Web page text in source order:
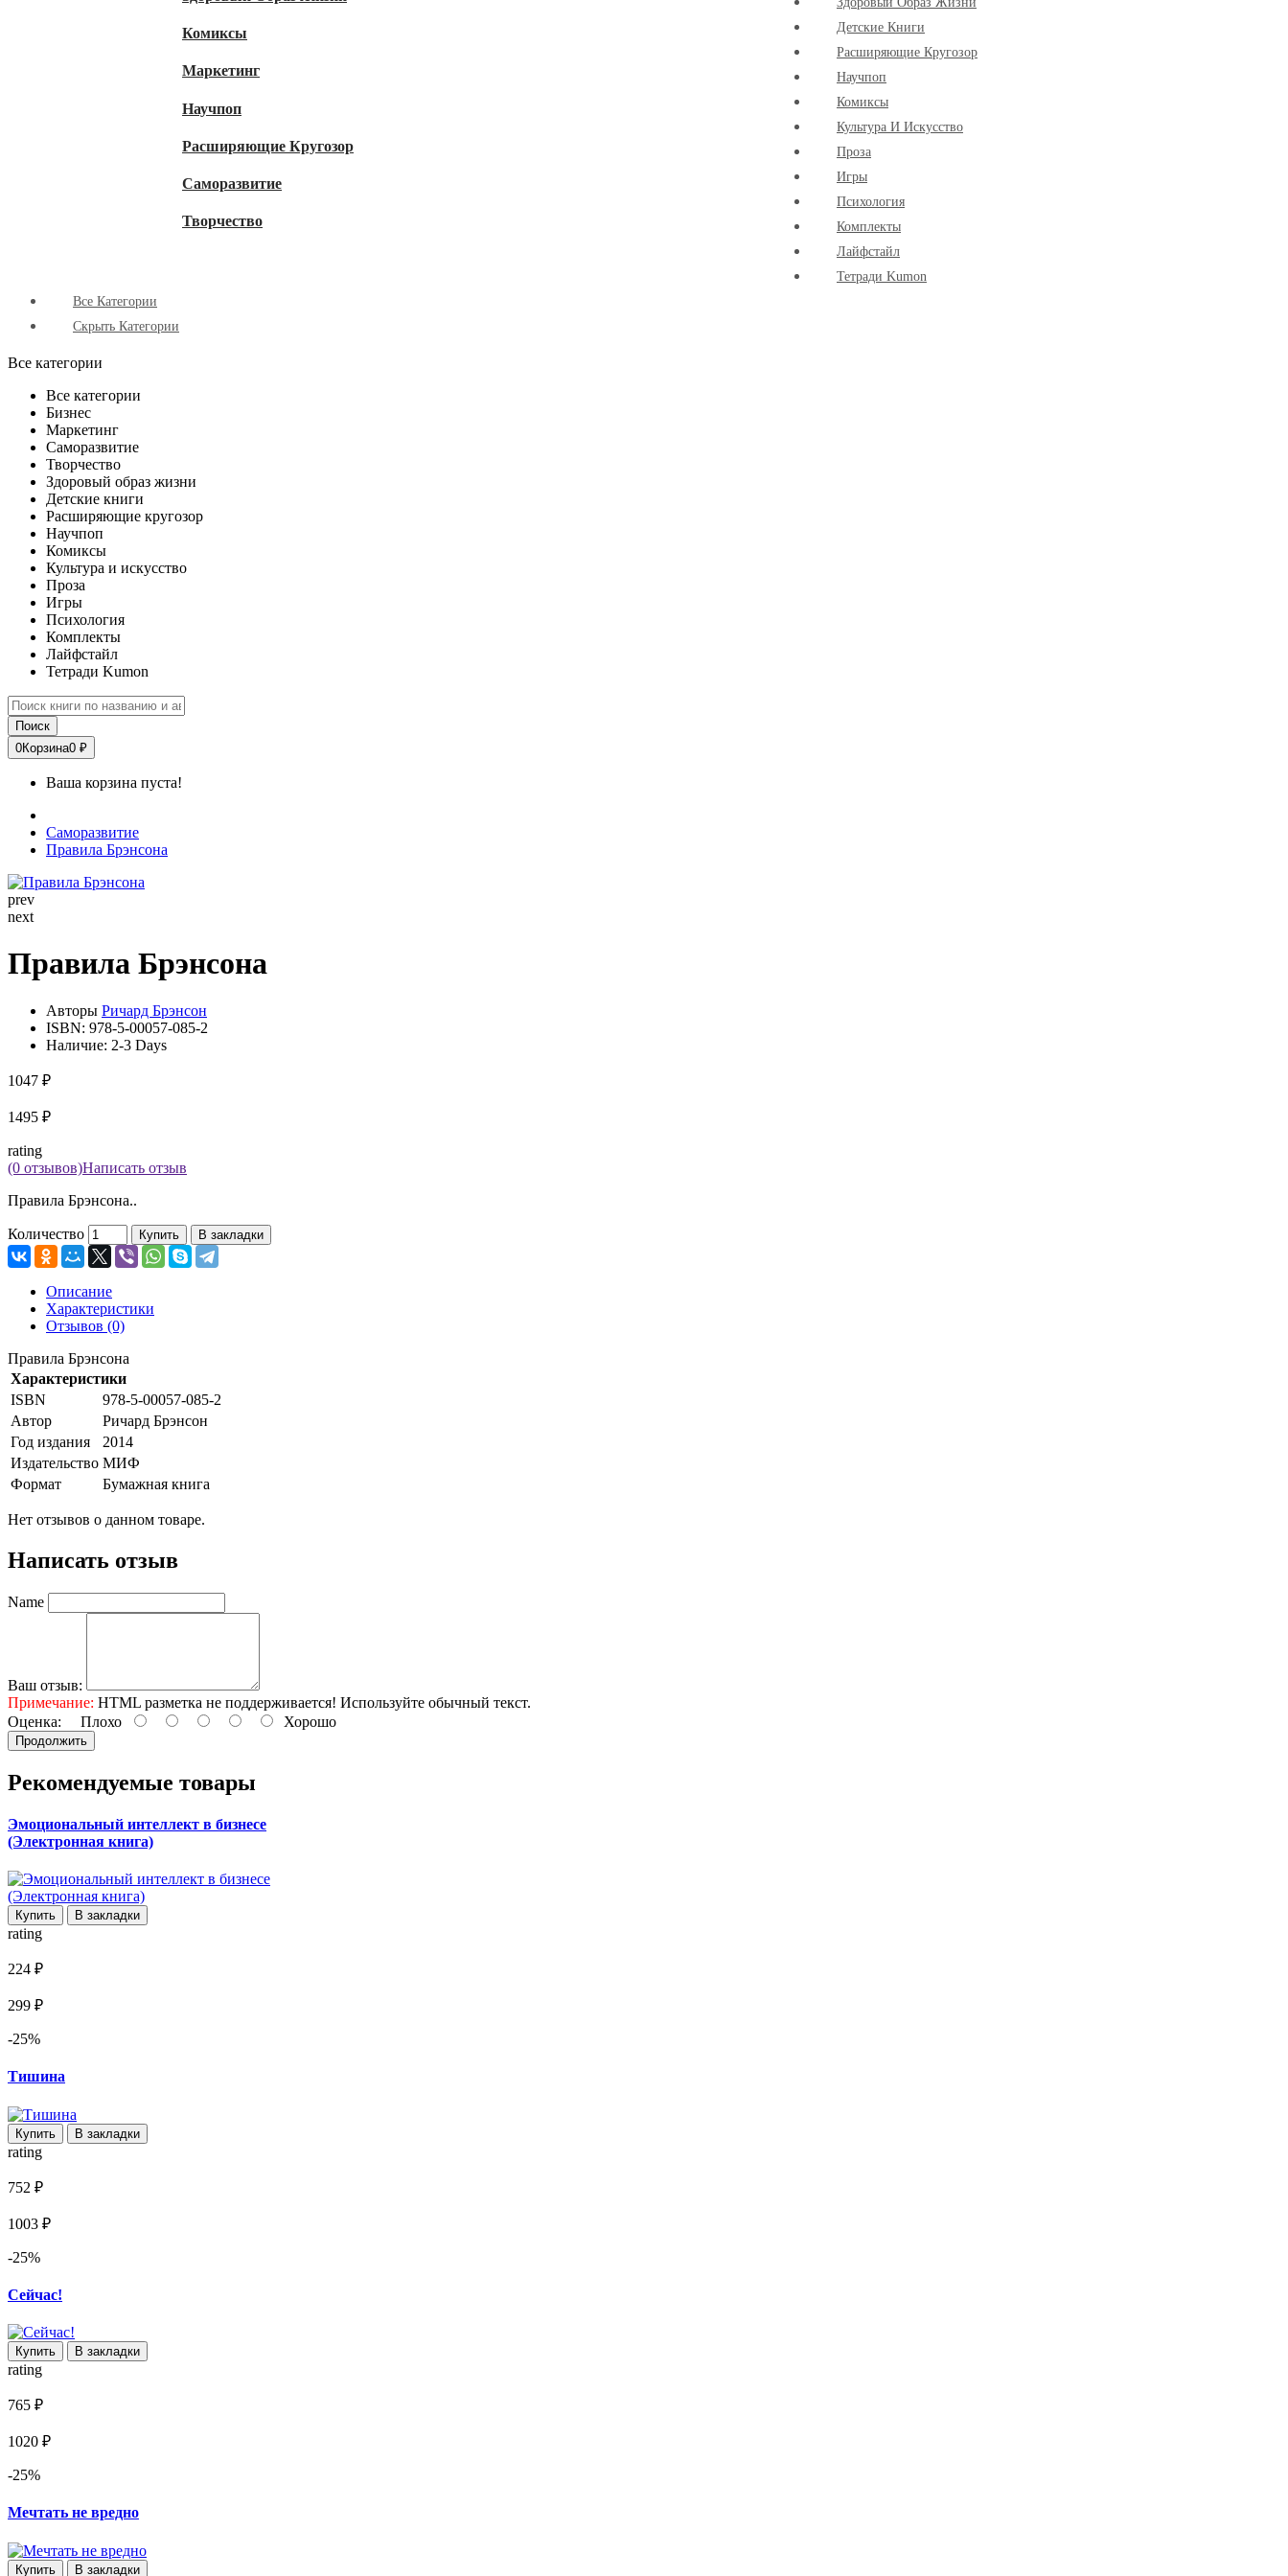
Комиксы
Маркетинг
Научпоп
Расширяющие Кругозор
Cаморазвитие
Творчество
Детские Книги
Расширяющие Кругозор
Научпоп
Комиксы
Культура И Искусство
Проза
Игры
Психология
Комплекты
Лайфстайл
Тетради Kumon
Все Категории
Скрыть Категории
Все категории
Все категории
Бизнес
Маркетинг
Саморазвитие
Творчество
Здоровый образ жизни
Детские книги
Расширяющие кругозор
Научпоп
Комиксы
Культура и искусство
Проза
Игры
Психология
Комплекты
Лайфстайл
Тетради Kumon
Поиск
0Корзина0 ₽
Ваша корзина пуста!
Саморазвитие
Правила Брэнсона
prev
next
Правила Брэнсона
Авторы Ричард Брэнсон
ISBN: 978-5-00057-085-2
Наличие: 2-3 Days
1047 ₽
1495 ₽
rating
(0 отзывов)Написать отзыв
Правила Брэнсона..
Количество Купить В закладки
Описание
Характеристики
Отзывов (0)
Правила Брэнсона
Характеристики
ISBN
978-5-00057-085-2
Автор
Ричард Брэнсон
Год издания
2014
Издательство МИФ
Формат
Бумажная книга
Нет отзывов о данном товаре.
Написать отзыв
Name
Ваш отзыв:
Примечание: HTML разметка не поддерживается! Используйте обычный текст.
Оценка: Плохо Хорошо
Продолжить
Рекомендуемые товары
Эмоциональный интеллект в бизнесе
(Электронная книга)
Купить В закладки
rating
224 ₽
299 ₽
-25%
Тишина
Купить В закладки
rating
752 ₽
1003 ₽
-25%
Сейчас!
Купить В закладки
rating
765 ₽
1020 ₽
-25%
Мечтать не вредно
Купить В закладки